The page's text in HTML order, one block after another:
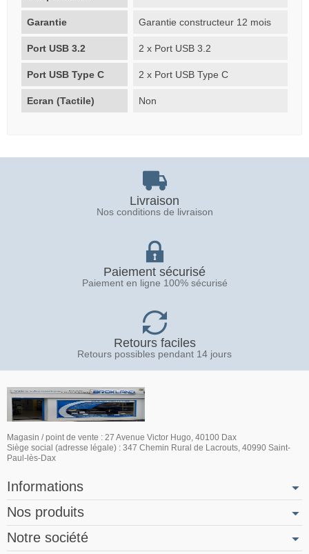
Garantie Garantie constructeur 12 mois
Port USB 3.2 2 x Port USB 3.2
Port USB Type C 2 x Port USB Type C
Ecran (Tactile) Non
Livraison
Nos conditions de livraison
Paiement sécurisé
Paiement en ligne 100% sécurisé
Retours faciles
Retours possibles pendant 14 jours
Magasin / point de vente : 27 Avenue Victor Hugo, 40100 Dax
Siège social (adresse légale) : 347 Chemin Rural de Lacrouts, 40990 Saint-
Paul-lès-Dax
Informations
Nos produits
Notre société